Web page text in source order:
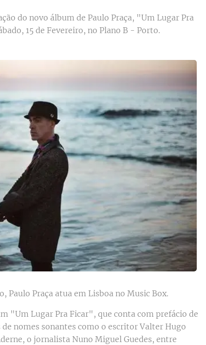
do novo álbum de Paulo Praça, "Um Lugar Pra
15 de Fevereiro, no Plano B - Porto.
Paulo Praça atua em Lisboa no Music Box.
"Um Lugar Pra Ficar", que conta com prefácio de
nomes sonantes como o escritor Valter Hugo
o jornalista Nuno Miguel Guedes, entre